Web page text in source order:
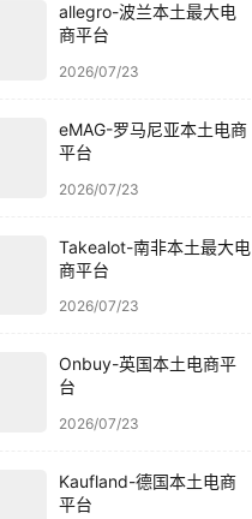
allegro-波兰本土最大电
商平台
2026/07/23
eMAG-罗马尼亚本土电商
平台
2026/07/23
Takealot-南非本土最大电
商平台
2026/07/23
Onbuy-英国本土电商平
台
2026/07/23
Kaufland-德国本土电商
平台